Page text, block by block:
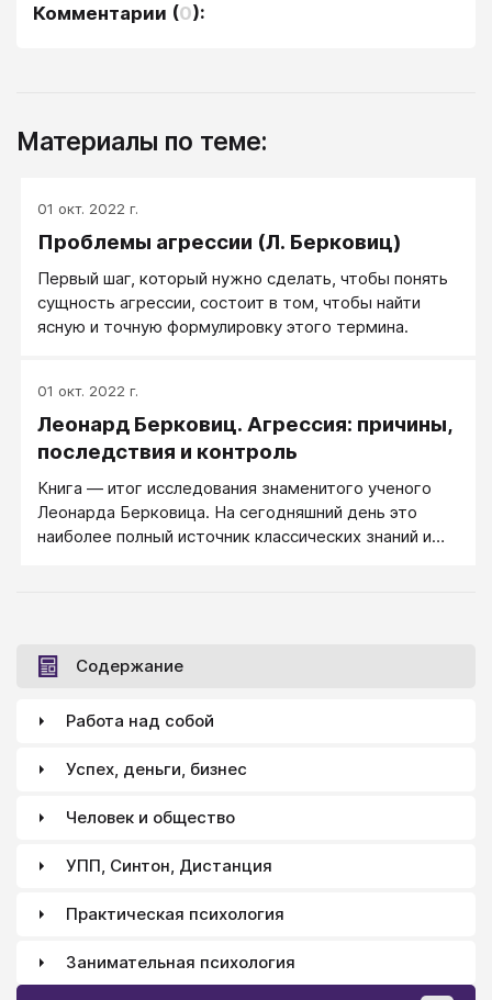
Комментарии (0):
Материалы по теме:
01 окт. 2022 г.
Проблемы агрессии (Л. Берковиц)
Первый шаг, который нужно сделать, чтобы понять
сущность агрессии, состоит в том, чтобы найти
ясную и точную формулировку этого термина.
01 окт. 2022 г.
Леонард Берковиц. Агрессия: причины,
последствия и контроль
Книга — итог исследования знаменитого ученого
Леонарда Берковица. На сегодняшний день это
наиболее полный источник классических знаний и
Содержание
Работа над собой
Успех, деньги, бизнес
Человек и общество
УПП, Синтон, Дистанция
Практическая психология
Занимательная психология